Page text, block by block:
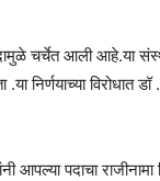
चर्चेत आली आहे.या
निर्णयाच्या विरोधात
आपल्या पदाचा